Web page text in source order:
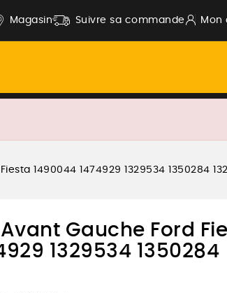
Magasin Suivre sa commande Mon
1490044 1474929 1329534 1350284
Gauche Ford
1329534 1350284